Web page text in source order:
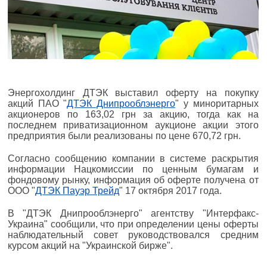
Энергохолдинг ДТЭК выставил оферту на покупку
акций ПАО "ДТЭК Днипрооблэнерго" у миноритарных
акционеров по 163,02 грн за акцию, тогда как на
последнем приватизационном аукционе акции этого
предприятия были реализованы по цене 670,72 грн.
Согласно сообщению компании в системе раскрытия
информации Нацкомиссии по ценным бумагам и
фондовому рынку, информация об оферте получена от
ООО "ДТЭК Пауэр Трейд" 17 октября 2017 года.
В "ДТЭК Днипрооблэнерго" агентству "Интерфакс-
Украина" сообщили, что при определении цены оферты
наблюдательный совет руководствовался средним
курсом акций на "Украинской бирже".